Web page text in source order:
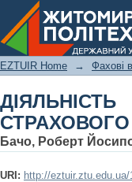
EZTUIR Home → Фахові
СТРАХОВОГО
Бачо, Роберт
URI: http://